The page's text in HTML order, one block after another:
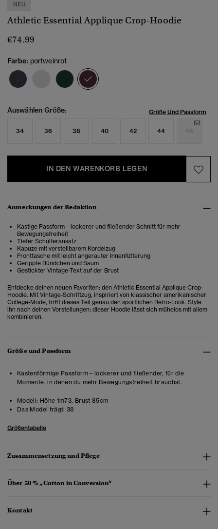
NEU
Athletic Essential Applique Crop-Hoodie
€74.99
Farbe: portweinrot
Auswählen Größe: Größe Und Passform
34 36 38 40 42 44 46
IN DEN WARENKORB LEGEN
Anmerkungen der Redaktion
Kastige Passform – lockerer und fließender Schnitt für mehr
Bewegungsfreiheit
Tiefer Schulteransatz
Kapuze mit verstellbarem Kordelzug
Fronttasche mit leicht angerauter Innenfütterung
Gerippte Bündchen und Saum
Gestickter Vintage-Text auf der Brust
Entdecke deinen neuen Favoriten: den Athletic Essential Applique Crop-
Hoodie. Mit Vintage-Schriftzug, inspiriert von klassischer amerikanischer
College-Mode, trifft dieses Teil genau den sportlichen Retro-Look. Style
ihn nach deinen Vorstellungen; dieser Hoodie lässt sich mühelos mit allem
kombinieren.
Größe und Passform
Kastenförmige Passform – lockerer und fließender, für die
Momente, in denen du mehr Bewegungsfreiheit brauchst.
Modell: Höhe 1m73. Brust 85cm
Das Model trägt: 38
Größentabelle
Zusammensetzung und Pflege
Über 50 % „Cotton in Conversion“
Kontakt